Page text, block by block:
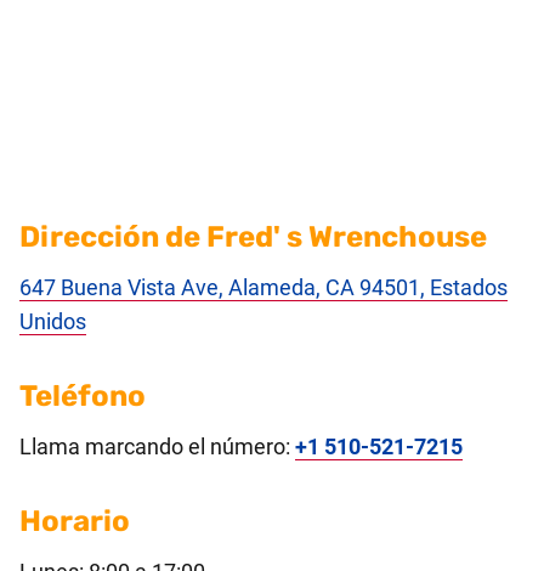
Dirección de Fred' s Wrenchouse
647 Buena Vista Ave, Alameda, CA 94501, Estados
Unidos
Teléfono
Llama marcando el número: +1 510-521-7215
Horario